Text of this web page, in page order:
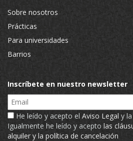
Sobre nosotros
Prácticas
Para universidades
Barrios
Inscríbete en nuestro newsletter
Email
He leído y acepto el Aviso Legal y la
Igualmente he leído y acepto las
alquiler y la política de cancelación